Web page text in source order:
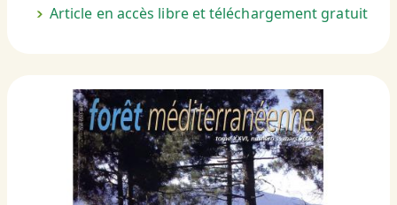
Article en accès libre et téléchargement gratuit